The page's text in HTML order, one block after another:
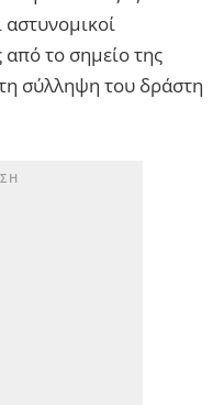
από το σημείο της
σύλληψη του δράστη